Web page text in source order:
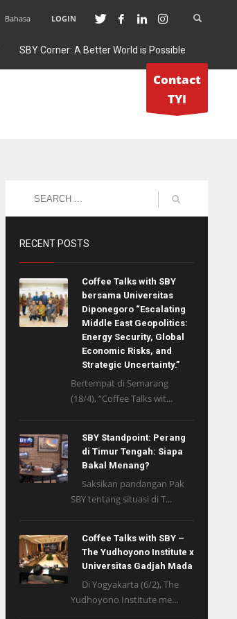
Bahasa LOGIN
SBY Corner: A Better World is Possible
Contact
TYI
RECENT POSTS
Coffee Talks with SBY
bersama Universitas
Diponegoro “Escalating
Middle East Geopolitics:
Energy Security, Global
Economic Risks, and
Strategic Uncertainty.”
Bertempat di Semarang
(18/4), “Coffee Talks wit...
SBY Standpoint: Perang
di Timur Tengah: Siapa
Bakal Menang?
Saksikan pandangan Pak
SBY tentang situasi di T...
Coffee Talks with SBY –
The Yudhoyono Institute x
Universitas Gadjah Mada
Di Yogyakarta (6/2), The
Yudhoyono Institute me...